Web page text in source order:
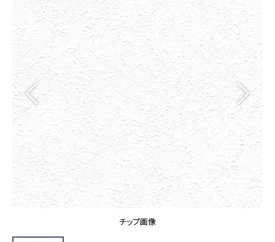
壁紙
カーテン
ブランド・コレクション
Lilycolor Coordinate 着せ替えシミュレーション
カタログ一覧
カタログ一覧 トップ
壁紙
カーテン
床材
サステナブル商品
ノンワックス床タイル
壁紙機能性ガイド
施工事例
施工事例 トップ
医療・福祉施設
ホテル・オフィス・店舗
モデルハウス
新築戸建・マンション
#リリカラのある暮らし
リリカラノート
ショールーム
ショールーム トップ
東京ショールーム
大阪ショールーム
お客様サポート
お客様サポート トップ
チップ画像